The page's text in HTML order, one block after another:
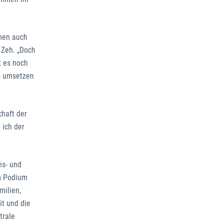
auch
„Doch
noch
der
ich der
und
Podium
und die